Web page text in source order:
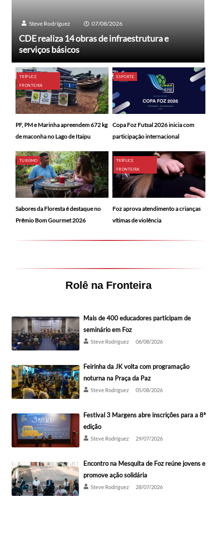
Steve Rodríguez 07/08/2026
CDE realiza 14 obras de infraestrutura e
serviços básicos
TRÍPLICE
FRONTEIRA
PF, PM e Marinha apreendem 672 kg
de maconha no Lago de Itaipu
ESPORTE
Copa Foz Futsal 2026 inicia com
participação internacional
TURISMO
Sabores da Floresta é destaque no
Prêmio Bom Gourmet 2026
TRÍPLICE
FRONTEIRA
Foz aprova atendimento a crianças
vítimas de violência
Rolê na Fronteira
Mais de 400 educadores participam de
seminário em Foz
Steve Rodríguez 06/08/2026
Feirinha da JK volta com programação
noturna na Praça da Paz
Steve Rodríguez 05/08/2026
Festival 3 Margens abre inscrições para a 8ª
edição
Steve Rodríguez 29/07/2026
Encontro na Mesquita de Foz reúne jovens e
promove ação solidária
Steve Rodríguez 28/07/2026